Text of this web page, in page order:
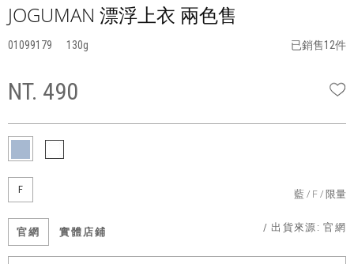
JOGUMAN 漂浮上衣 兩色售
01099179 130 已銷售12件
NT. 490
F 藍 F 限量
官網 實體店鋪 / 出貨來源:官網